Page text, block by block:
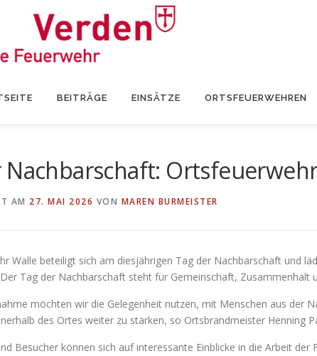
BEITRÄGE EINSÄTZE ORTSFEUERWEHREN
Nachbarschaft:
AM 27. MAI 2026 VON MAREN BURMEISTER
Walle beteiligt sich am diesjährigen Tag der Nachbarschaft und
Tag der Nachbarschaft steht für Gemeinschaft,
möchten wir die Gelegenheit nutzen, mit Menschen aus der
des Ortes weiter zu stärken, so Ortsbrandmeister Henning
Besucher können sich auf interessante Einblicke in die Arbeit